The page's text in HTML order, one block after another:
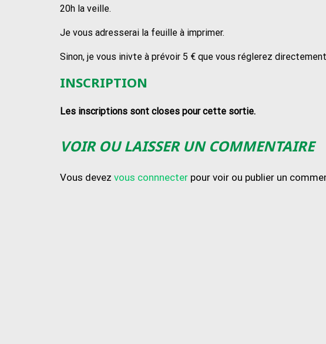
20h la veille.
Je vous adresserai la feuille à imprimer.
Sinon, je vous inivte à prévoir 5 € que vous réglerez
INSCRIPTION
Les inscriptions sont closes pour cette sortie.
VOIR OU LAISSER UN COMMENTAIRE
Vous devez vous connnecter pour voir ou publier un